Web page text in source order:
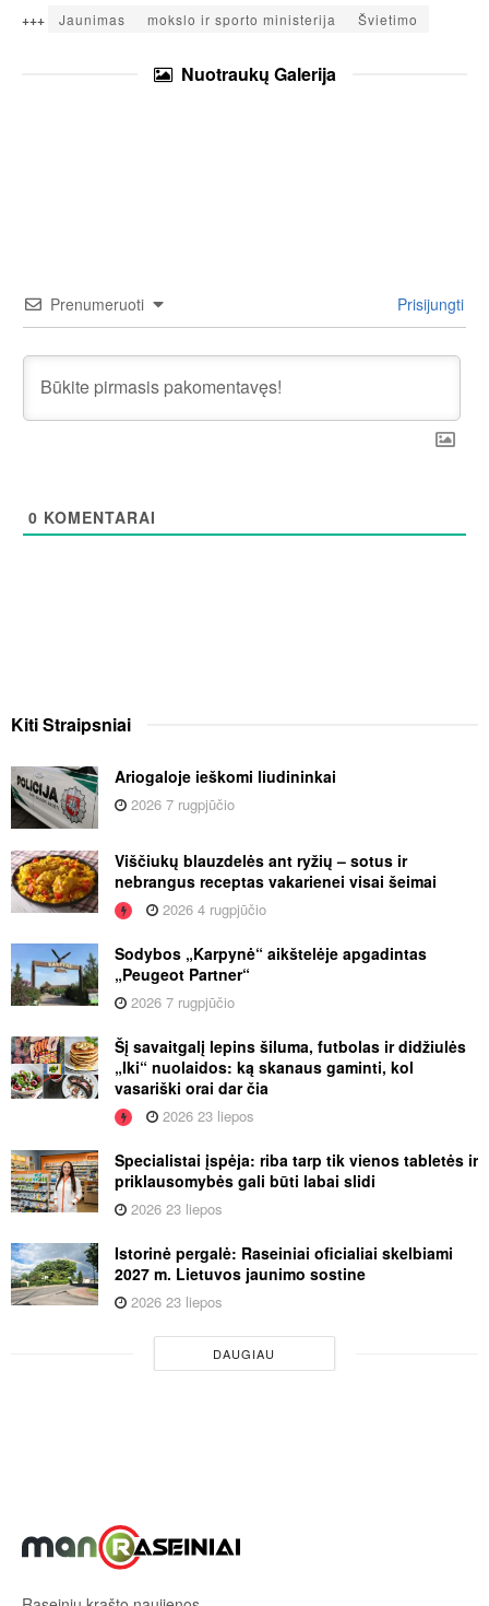
+++ Jaunimas mokslo ir sporto ministerija Švietimo
Nuotraukų Galerija
Prenumeruoti Prisijungti
0 KOMENTARAI
KitiStraipsniai
Ariogaloje ieškomi liudininkai
2026 7 rugpjūčio
Viščiukų blauzdelės ant ryžių – sotus ir
nebrangus receptas vakarienei visai šeimai
2026 4 rugpjūčio
Sodybos „Karpynė“ aikštelėje apgadintas
„Peugeot Partner“
2026 7 rugpjūčio
Šį savaitgalį lepins šiluma, futbolas ir didžiulės
„Iki“ nuolaidos: ką skanaus gaminti, kol
vasariški orai dar čia
2026 23 liepos
Specialistai įspėja: riba tarp tik vienos tabletės ir
priklausomybės gali būti labai slidi
2026 23 liepos
Istorinė pergalė: Raseiniai oficialiai skelbiami
2027 m. Lietuvos jaunimo sostine
2026 23 liepos
DAUGIAU